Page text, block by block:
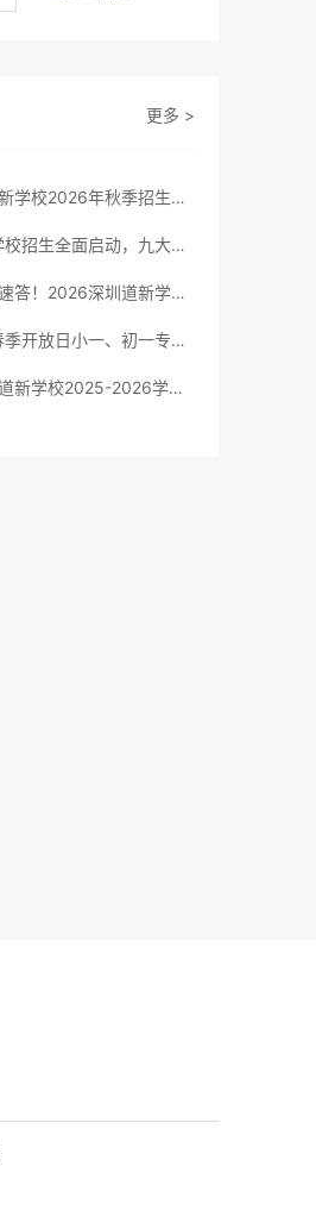
更多 >
深圳市南山区道新学校2026年秋季招生公告（1-9年级少量学位）
2026深圳道新学校招生全面启动，九大基础教育创新融合之路
家长关心的问题速答！2026深圳道新学校高频招生答疑
2026深圳道新春季开放日小一、初一专场，五场开放日安排出炉！
建议收藏！深圳道新学校2025-2026学年第二学期校历正式发布！